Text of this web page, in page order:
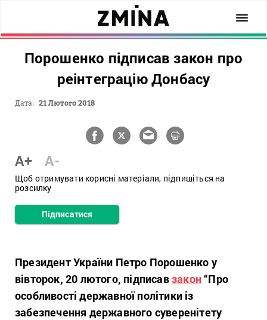
Порошенко підписав закон про
реінтеграцію Донбасу
Дата: 21 Лютого 2018
A+ A-
Щоб отримувати корисні матеріали, підпишіться на
розсилку
Підписатися
Президент України Петро Порошенко у
вівторок, 20 лютого, підписавзакон“Про
особливості державної політики із
забезпечення державного суверенітету